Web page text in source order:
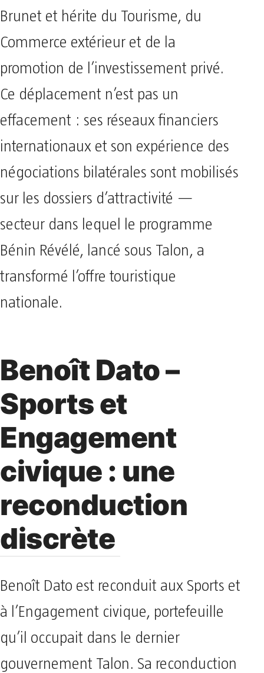
Brunet et hérite du Tourisme, du
Commerce extérieur et de la
promotion de l’investissement privé.
Ce déplacement n’est pas un
effacement : ses réseaux financiers
internationaux et son expérience des
négociations bilatérales sont mobilisés
sur les dossiers d’attractivité —
secteur dans lequel le programme
Bénin Révélé, lancé sous Talon, a
transformé l’offre touristique
nationale.
Benoît Dato –
Sports et
Engagement
civique : une
reconduction
discrète
Benoît Dato est reconduit aux Sports et
à l’Engagement civique, portefeuille
qu’il occupait dans le dernier
gouvernement Talon. Sa reconduction